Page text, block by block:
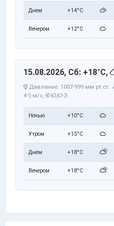
Днем +14°C
Вечером +12°C
15.08.2026, Сб: +18°C,
Давление: 1007-999 мм рт.ст.
4-5 м/с, Ю,Ю-З
Ночью +10°C
Утром +15°C
Днем +18°C
Вечером +18°C